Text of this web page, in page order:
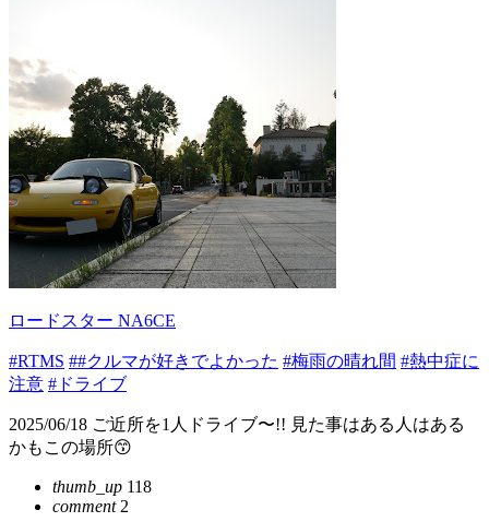
ロードスター NA6CE
#RTMS ##クルマが好きでよかった #梅雨の晴れ間 #熱中症に
注意 #ドライブ
2025/06/18 ご近所を1人ドライブ〜!! 見た事はある人はある
かもこの場所😙
thumb_up 118
comment2